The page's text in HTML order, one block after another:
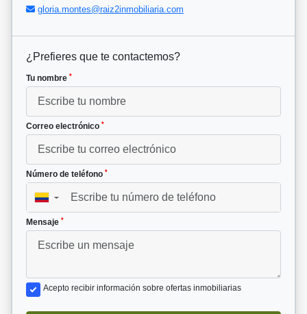
gloria.montes@raiz2inmobiliaria.com
¿Prefieres que te contactemos?
Tu nombre *
Correo electrónico *
Número de teléfono *
▼
Mensaje *
Acepto recibir información sobre ofertas inmobiliarias